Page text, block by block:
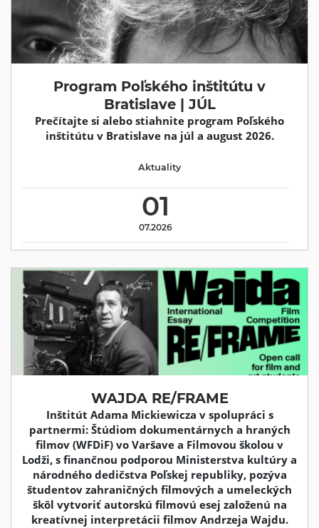
Program Poľského inštitútu v
Bratislave | JÚL
Prečítajte si alebo stiahnite program Poľského
inštitútu v Bratislave na júl a august 2026.
01
07.2026
Aktuality
WAJDA RE/FRAME
Inštitút Adama Mickiewicza v spolupráci s
partnermi: Štúdiom dokumentárnych a hraných
filmov (WFDiF) vo Varšave a Filmovou školou v
Lodži, s finančnou podporou Ministerstva kultúry a
národného dedičstva Poľskej republiky, pozýva
študentov zahraničných filmových a umeleckých
škôl vytvoriť autorskú filmovú esej založenú na
kreatívnej interpretácii filmov Andrzeja Wajdu.